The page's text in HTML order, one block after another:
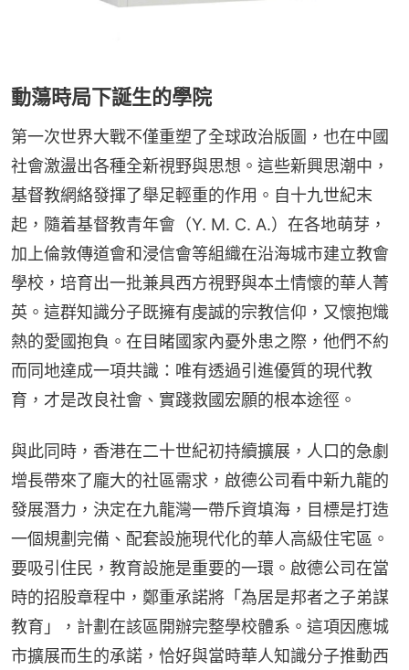
動蕩時局下誕生的學院
第一次世界大戰不僅重塑了全球政治版圖，也在中國
社會激盪出各種全新視野與思想。這些新興思潮中，
基督教網絡發揮了舉足輕重的作用。自十九世紀末
起，隨着基督教青年會（Y. M. C. A.）在各地萌芽，
加上倫敦傳道會和浸信會等組織在沿海城市建立教會
學校，培育出一批兼具西方視野與本土情懷的華人菁
英。這群知識分子既擁有虔誠的宗教信仰，又懷抱熾
熱的愛國抱負。在目睹國家內憂外患之際，他們不約
而同地達成一項共識：唯有透過引進優質的現代教
育，才是改良社會、實踐救國宏願的根本途徑。
與此同時，香港在二十世紀初持續擴展，人口的急劇
增長帶來了龐大的社區需求，啟德公司看中新九龍的
發展潛力，決定在九龍灣一帶斥資填海，目標是打造
一個規劃完備、配套設施現代化的華人高級住宅區。
要吸引住民，教育設施是重要的一環。啟德公司在當
時的招股章程中，鄭重承諾將「為居是邦者之子弟謀
教育」，計劃在該區開辦完整學校體系。這項因應城
市擴展而生的承諾，恰好與當時華人知識分子推動西